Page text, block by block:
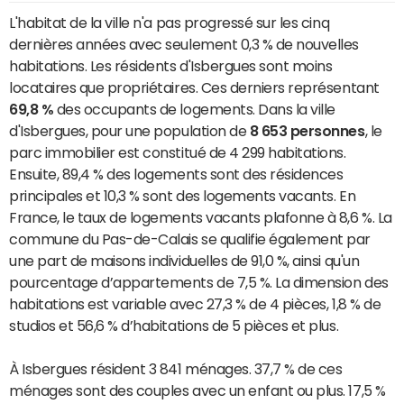
L'habitat de la ville n'a pas progressé sur les cinq
dernières années avec seulement 0,3 % de nouvelles
habitations. Les résidents d'Isbergues sont moins
locataires que propriétaires. Ces derniers représentant
69,8 % des occupants de logements. Dans la ville
d'Isbergues, pour une population de 8 653 personnes, le
parc immobilier est constitué de 4 299 habitations.
Ensuite, 89,4 % des logements sont des résidences
principales et 10,3 % sont des logements vacants. En
France, le taux de logements vacants plafonne à 8,6 %. La
commune du Pas-de-Calais se qualifie également par
une part de maisons individuelles de 91,0 %, ainsi qu'un
pourcentage d’appartements de 7,5 %. La dimension des
habitations est variable avec 27,3 % de 4 pièces, 1,8 % de
studios et 56,6 % d’habitations de 5 pièces et plus.
À Isbergues résident 3 841 ménages. 37,7 % de ces
ménages sont des couples avec un enfant ou plus. 17,5 %